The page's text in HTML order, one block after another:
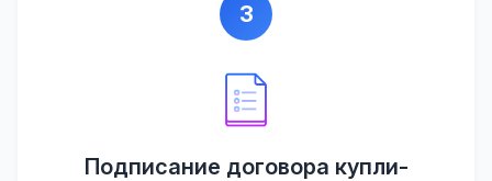
3
Подписание договора купли-